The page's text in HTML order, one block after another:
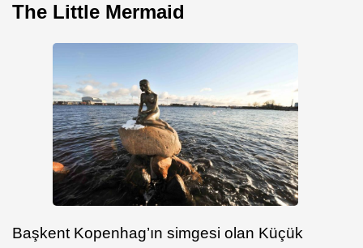
The Little Mermaid
Başkent Kopenhag’ın simgesi olan Küçük